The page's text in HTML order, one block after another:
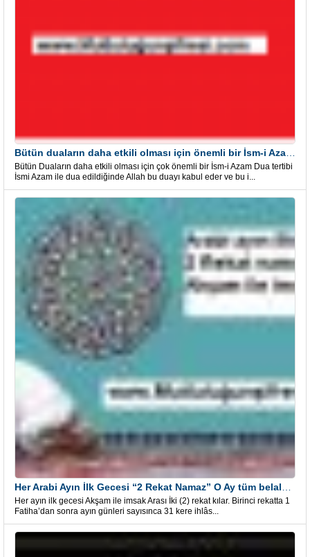
Bütün Duaların daha etkili olması için çok önemli bir İsm-i Azam Dua tertibi
İsmi Azam ile dua edildiğinde Allah bu duayı kabul eder ve bu i...
Her ayın ilk gecesi Akşam ile imsak Arası İki (2) rekat kılar. Birinci rekatta 1
Fatiha’dan sonra ayın günleri sayısınca 31 kere ihlâs...